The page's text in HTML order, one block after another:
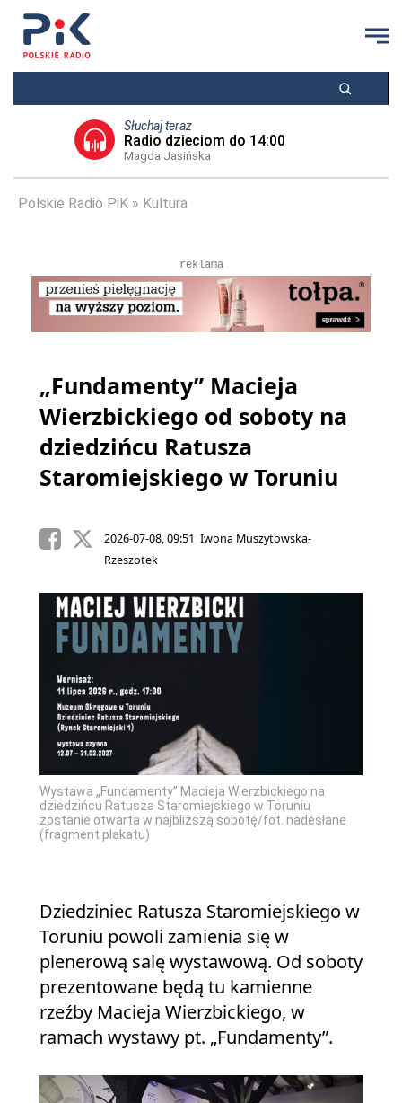
Słuchaj teraz
Radio dzieciom do 14:00
Magda Jasińska
Polskie Radio PiK Kultura
reklama
„Fundamenty” Macieja
Wierzbickiego od soboty na
dziedzińcu Ratusza
Staromiejskiego w Toruniu
2026-07-08, 09:51 Iwona Muszytowska-
Rzeszotek
Wystawa „Fundamenty” Macieja Wierzbickiego na
dziedzińcu Ratusza Staromiejskiego w Toruniu
zostanie otwarta w najbliższą sobotę/fot. nadesłane
(fragment plakatu)
Dziedziniec Ratusza Staromiejskiego w
Toruniu powoli zamienia się w
plenerową salę wystawową. Od soboty
prezentowane będą tu kamienne
rzeźby Macieja Wierzbickiego, w
ramach wystawy pt. „Fundamenty”.